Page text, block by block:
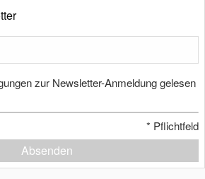
zur Newsletter-Anmeldung gelesen
* Pflichtfeld
Absenden